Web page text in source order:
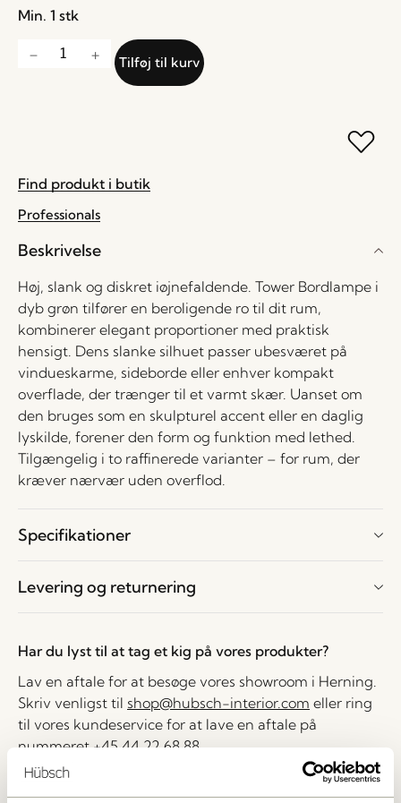
Min. 1 stk
Tilføj til kurv
Find produkt i butik
Professionals
Beskrivelse
Høj, slank og diskret iøjnefaldende. Tower Bordlampe i
dyb grøn tilfører en beroligende ro til dit rum,
kombinerer elegant proportioner med praktisk
hensigt. Dens slanke silhuet passer ubesværet på
vindueskarme, sideborde eller enhver kompakt
overflade, der trænger til et varmt skær. Uanset om
den bruges som en skulpturel accent eller en daglig
lyskilde, forener den form og funktion med lethed.
Tilgængelig i to raffinerede varianter – for rum, der
kræver nærvær uden overflod.
Specifikationer
Levering og returnering
Har du lyst til at tag et kig på vores produkter?
Lav en aftale for at besøge vores showroom i Herning.
Skriv venligst til shop@hubsch-interior.com eller ring
til vores kundeservice for at lave en aftale på
nummeret+45 44 22 68 88
Levering indenfor 1-4 hverdage